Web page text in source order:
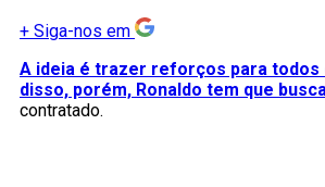
+ Siga-nos em
A ideia é trazer reforços para todos
disso, porém, Ronaldo tem que
contratado.